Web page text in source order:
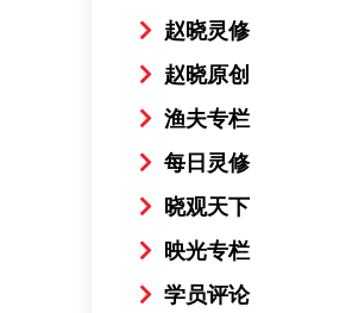
赵晓灵修
赵晓原创
渔夫专栏
每日灵修
晓观天下
映光专栏
学员评论